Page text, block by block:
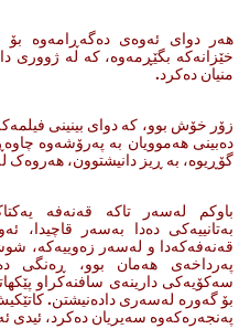
هه‌ر دوای ئه‌وه‌ی ده‌گه‌ڕامه‌وه‌ بۆ
خێزانه‌که‌ بگێڕمه‌وه‌، که‌ له‌ ژووری
منیان ده‌کرد.
زۆر خۆش بوو، که‌ دوای بینینی
ده‌بینی هه‌موویان به‌ په‌رۆشه‌وه‌
گۆڕیوه‌، به‌ ڕیز دانیشتوون، هه‌روه‌ک
باوکم له‌سه‌ر تاکه‌ قه‌نه‌فه‌
به‌تانییه‌کی ده‌دا به‌سه‌ر
قه‌نه‌فەکەدا و له‌سه‌ر زه‌وییه‌که‌،
په‌رداخه‌ی هه‌مان بوو، ڕه‌نگی
سه‌کۆیه‌کی دارینه‌ی سافنه‌کراو
بۆ گه‌وره‌ له‌سه‌ری داده‌نیشتن.
په‌نجه‌ره‌که‌وه‌ سه‌یریان ده‌کرد، ئیدی